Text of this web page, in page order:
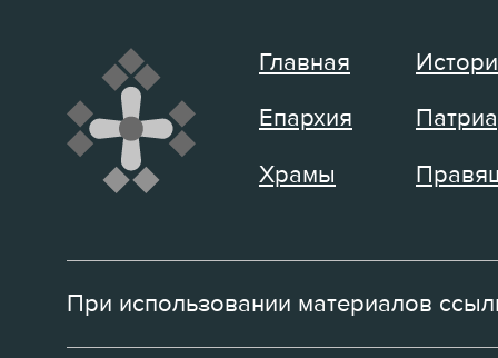
Главная
Епархия
Храмы
При использовании материалов